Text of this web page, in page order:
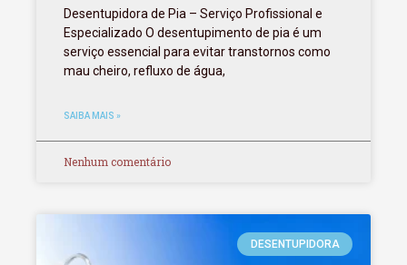
Desentupidora de Pia – Serviço Profissional e
Especializado O desentupimento de pia é um
serviço essencial para evitar transtornos como
mau cheiro, refluxo de água,
SAIBA MAIS »
Nenhum comentário
DESENTUPIDORA